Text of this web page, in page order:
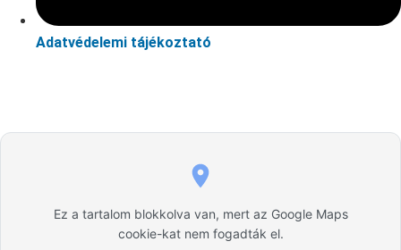
Adatvédelemi tájékoztató
Ez a tartalom blokkolva van, mert az Google Maps
cookie-kat nem fogadták el.